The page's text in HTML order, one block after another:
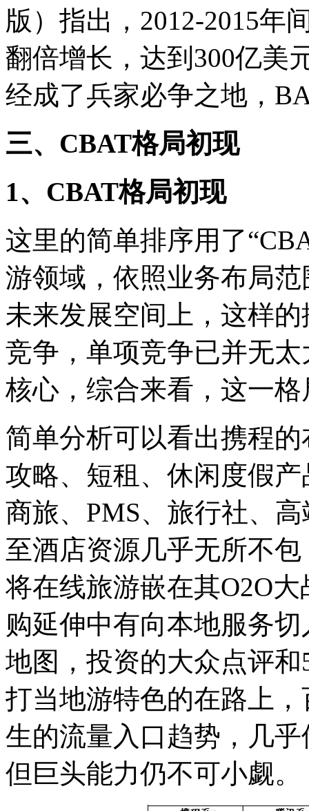
版）指出，2012-2015年
翻倍增长，达到300亿美
经成了兵家必争之地，
三、CBAT格局初现
1、CBAT格局初现
这里的简单排序用了
游领域，依照业务布局
未来发展空间上，这样
竞争，单项竞争已并无
核心，综合来看，这一
简单分析可以看出携程
攻略、短租、休闲度假
商旅、PMS、旅行社、
至酒店资源几乎无所不
将在线旅游嵌在其O2O
购延伸中有向本地服务
地图，投资的大众点评
打当地游特色的在路上
生的流量入口趋势，几
但巨头能力仍不可小觑。